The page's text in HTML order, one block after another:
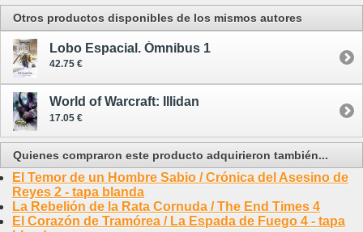
Otros productos disponibles de los mismos autores
Lobo Espacial. Ómnibus 1
42.75 €
World of Warcraft: Illidan
17.05 €
Quienes compraron este producto adquirieron también...
El Temor de un Hombre Sabio / Crónica del Asesino de
Reyes 2 - tapa blanda
La Rebelión de la Rata Cornuda / The End Times 4
El Corazón de Tramórea / La Espada de Fuego 4 - tapa